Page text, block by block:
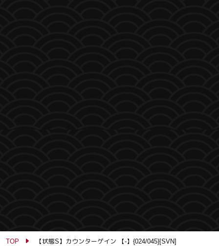
TOP 【状態S】カウンターゲイン 【-】{024/045}[SVN]